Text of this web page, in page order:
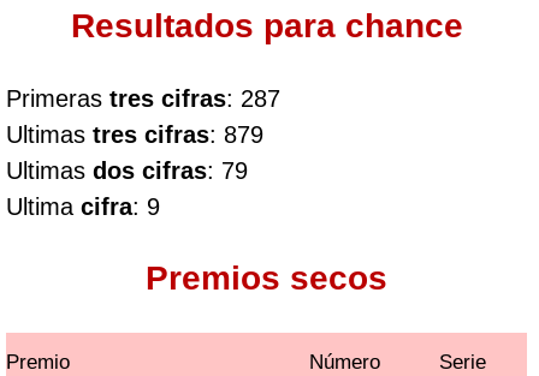
Resultados para chance
Primeras tres cifras: 287
Ultimas tres cifras: 879
Ultimas dos cifras: 79
Ultima cifra: 9
Premios secos
Premio Número Serie